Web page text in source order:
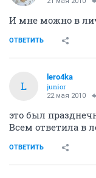
И мне можно в
ОТВЕТИТЬ
L
lero4ka
junior
22 мая 2010
это был
Всем ответила в
ОТВЕТИТЬ